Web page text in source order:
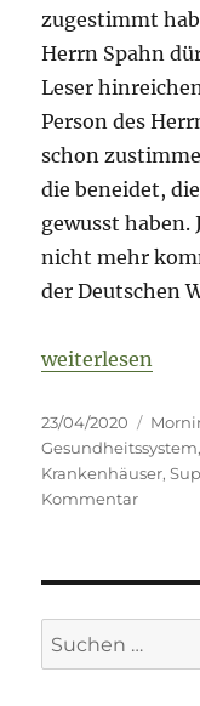
zugestimmt
Herrn Spahn
Leser
Person des
schon
die beneidet,
gewusst haben.
nicht mehr
der Deutschen
„Morning
weiterlesen
Veröffentlicht
am
23/04/2020
Gesundheitssystem
Krankenhäuser,
Kommentarzu
April
2020
–
Suche
nach: